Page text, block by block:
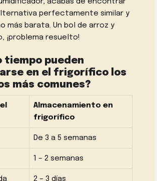
acabas de encontrar
perfectamente similar y
más barata. Un bol de arroz y
¡problema resuelto!
tiempo pueden
en el frigorífico los
más comunes?
Almacenamiento en
frigorífico
De 3 a 5 semanas
1 – 2 semanas
2 – 3 días